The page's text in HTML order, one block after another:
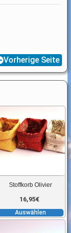
Vorherige Seite
Stoffkorb Olivier
16,95€
Auswählen